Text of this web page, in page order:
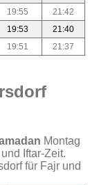
19:55
21:42
19:53
21:40
19:51 21:37
Montag
Iftar-Zeit.
für Fajr und